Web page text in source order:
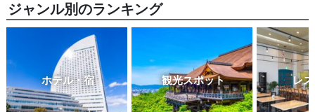
ジャンル別のランキング
ホテル・宿 観光スポット レ